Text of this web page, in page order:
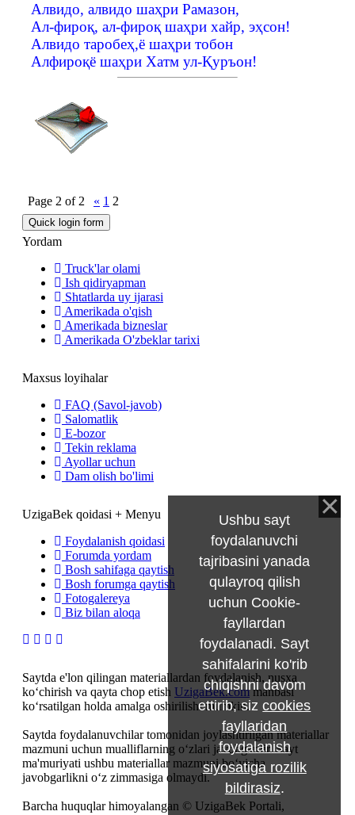
Алвидо, алвидо шаҳри Рамазон,
Ал-фироқ, ал-фироқ шаҳри хайр, эҳсон!
Алвидо таробеҳ,ё шаҳри тобон
Алфироқё шаҳри Хатм ул-Қуръон!
Page 2 of 2 « 1 2
Yordam
Truck'lar olami
Ish qidiryapman
Shtatlarda uy ijarasi
Amerikada o'qish
Amerikada bizneslar
Amerikada O'zbeklar tarixi
Maxsus loyihalar
FAQ (Savol-javob)
Salomatlik
E-bozor
Tekin reklama
Ayollar uchun
Dam olish bo'limi
UzigaBek qoidasi + Menyu
Foydalanish qoidasi
Forumda yordam
Bosh sahifaga qaytish
Bosh forumga qaytish
Fotogalereya
Biz bilan aloqa
Saytda e'lon qilingan materiallardan foydalanish, nusxa
ko‘chirish va qayta chop etish UzigaBek.commanbasi
ko‘rsatilgan holda amalga oshirilishi mumkin.
Saytda foydalanuvchilar tomonidan joylashtirilgan materiallar
mazmuni uchun mualliflarning o‘zlari javobgardir. Sayt
ma'muriyati ushbu materiallar mazmuni bo‘yicha
javobgarlikni o‘z zimmasiga olmaydi.
Barcha huquqlar himoyalangan © UzigaBek Portali,
Ushbu sayt
foydalanuvchi
tajribasini yanada
qulayroq qilish
uchun Cookie-
fayllardan
foydalanadi. Sayt
sahifalarini ko'rib
chiqishni davom
ettirib, sizcookies
fayllaridan
foydalanish
siyosatiga rozilik
bildirasiz.